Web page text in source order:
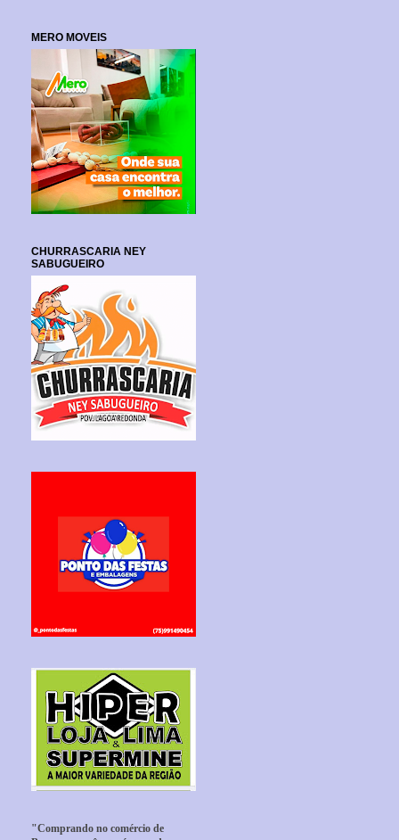
MERO MOVEIS
CHURRASCARIA NEY
SABUGUEIRO
"Comprando no comércio de